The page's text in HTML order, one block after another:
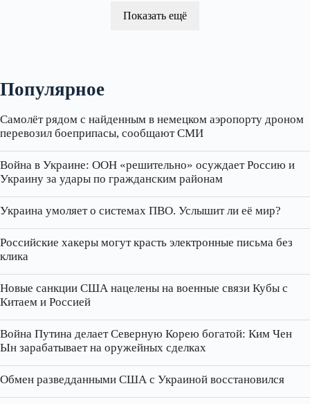
Показать ещё
Популярное
Самолёт рядом с найденным в немецком аэропорту дроном
перевозил боеприпасы, сообщают СМИ
Война в Украине: ООН «решительно» осуждает Россию и
Украину за удары по гражданским районам
Украина умоляет о системах ПВО. Услышит ли её мир?
Российские хакеры могут красть электронные письма без
клика
Новые санкции США нацелены на военные связи Кубы с
Китаем и Россией
Война Путина делает Северную Корею богатой: Ким Чен
Ын зарабатывает на оружейных сделках
Обмен разведданными США с Украиной восстановился